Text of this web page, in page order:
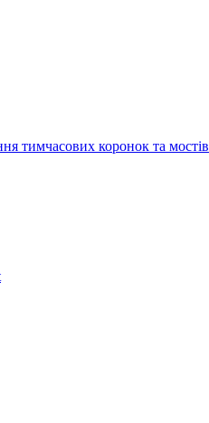
тимчасових коронок та мостів